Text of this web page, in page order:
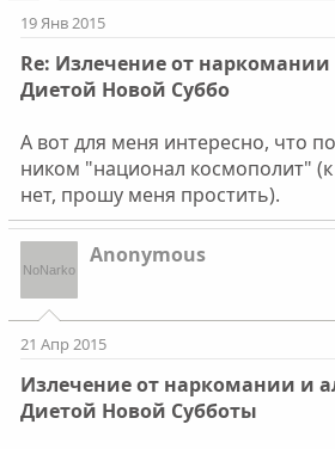
19 Янв 2015
Re: Излечение от
Диетой Новой Суббо
А вот для меня интересно, что
ником "национал космополит" (к
нет, прошу меня простить).
Anonymous
21 Апр 2015
Излечение от наркомании и
Диетой Новой Субботы